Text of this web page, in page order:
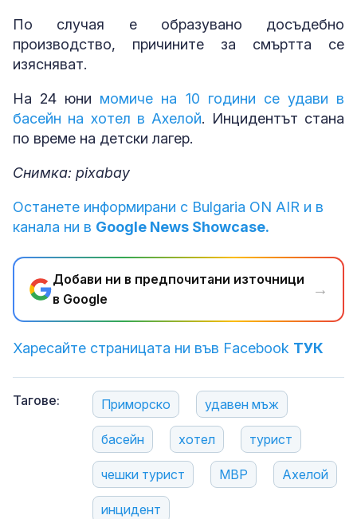
По случая е образувано досъдебно
производство, причините за смъртта се
изясняват.
На 24 юни момиче на 10 години се удави в
басейн на хотел в Ахелой. Инцидентът стана
по време на детски лагер.
Снимка: pixabay
Останете информирани с Bulgaria ON AIR и в
канала ни в Google News Showcase.
Добави ни в предпочитани източници
в Google
→
Харесайте страницата ни във Facebook ТУК
Тагове: Приморско удавен мъж
басейн хотел турист
чешки турист МВР Ахелой
инцидент